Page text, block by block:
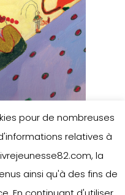
pour de nombreuses
relatives à
la
ainsi qu'à des fins de